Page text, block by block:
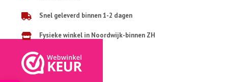
Snel geleverd binnen 1-2 dagen
Fysieke winkel in Noordwijk-binnen ZH